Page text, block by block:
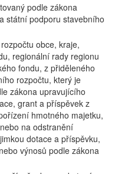
podle zákona
státní podporu stavebního
obce, kraje,
regionální rady regionu
fondu, z přiděleného
rozpočtu, který je
zákona upravujícího
grant a příspěvek z
hmotného majetku,
na odstranění
dotace a příspěvku,
výnosů podle zákona